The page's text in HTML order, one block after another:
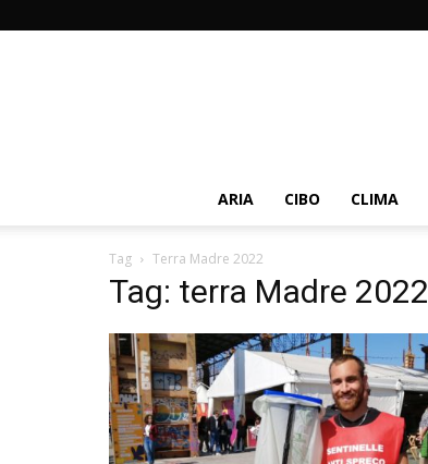
ARIA CIBO CLIMA
Tag Terra Madre 2022
Tag: terra Madre 2022